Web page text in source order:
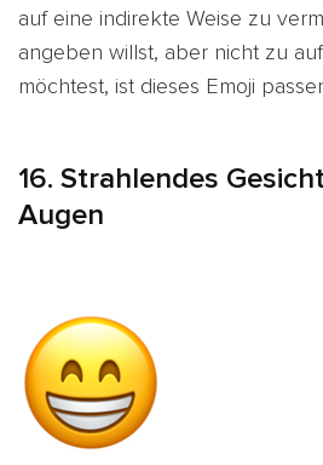
auf eine indirekte Weise zu
angeben willst, aber nicht zu
möchtest, ist dieses Emoji
16. Strahlendes
Augen